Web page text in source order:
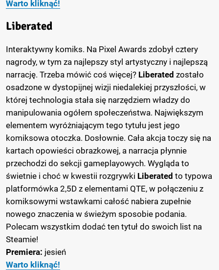
Warto kliknąć!
Liberated
Interaktywny komiks. Na Pixel Awards zdobył cztery
nagrody, w tym za najlepszy styl artystyczny i najlepszą
narrację. Trzeba mówić coś więcej? Liberated zostało
osadzone w dystopijnej wizji niedalekiej przyszłości, w
której technologia stała się narzędziem władzy do
manipulowania ogółem społeczeństwa. Największym
elementem wyróżniającym tego tytułu jest jego
komiksowa otoczka. Dosłownie. Cała akcja toczy się na
kartach opowieści obrazkowej, a narracja płynnie
przechodzi do sekcji gameplayowych. Wygląda to
świetnie i choć w kwestii rozgrywki Liberated to typowa
platformówka 2,5D z elementami QTE, w połączeniu z
komiksowymi wstawkami całość nabiera zupełnie
nowego znaczenia w świeżym sposobie podania.
Polecam wszystkim dodać ten tytuł do swoich list na
Steamie!
Premiera: jesień
Warto kliknąć!